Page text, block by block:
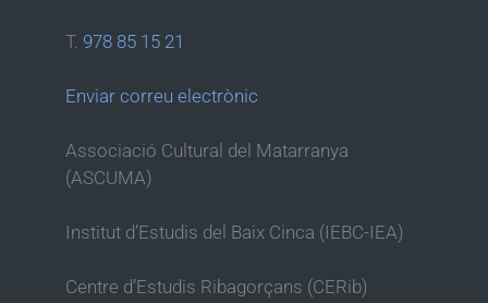
T. 978 85 15 21
Enviar correu electrònic
Associació Cultural del Matarranya
(ASCUMA)
Institut d’Estudis del Baix Cinca (IEBC-IEA)
Centre d’Estudis Ribagorçans (CERib)